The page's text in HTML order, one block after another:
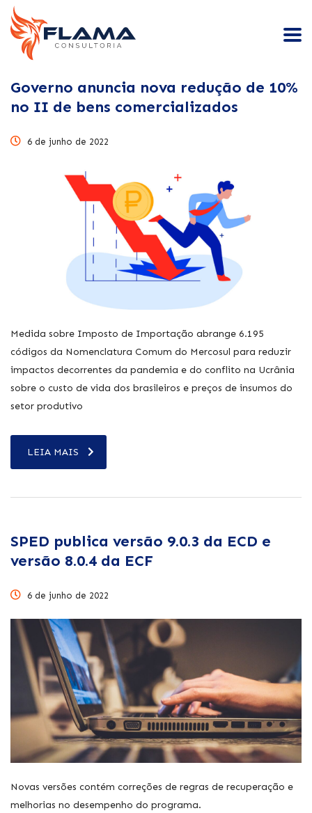
Governo anuncia nova redução de 10%
no II de bens comercializados
6 de junho de 2022
Medida sobre Imposto de Importação abrange 6.195
códigos da Nomenclatura Comum do Mercosul para reduzir
impactos decorrentes da pandemia e do conflito na Ucrânia
sobre o custo de vida dos brasileiros e preços de insumos do
setor produtivo
LEIA MAIS
SPED publica versão 9.0.3 da ECD e
versão 8.0.4 da ECF
6 de junho de 2022
Novas versões contém correções de regras de recuperação e
melhorias no desempenho do programa.